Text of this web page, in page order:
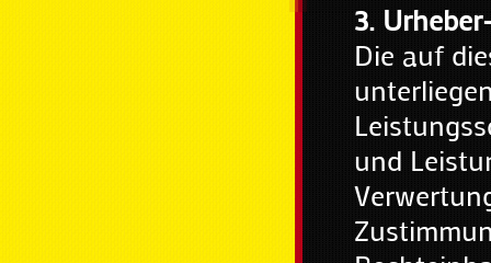
3.
Die auf
und